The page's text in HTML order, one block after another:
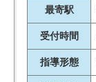
最寄駅
受付時間
指導形態